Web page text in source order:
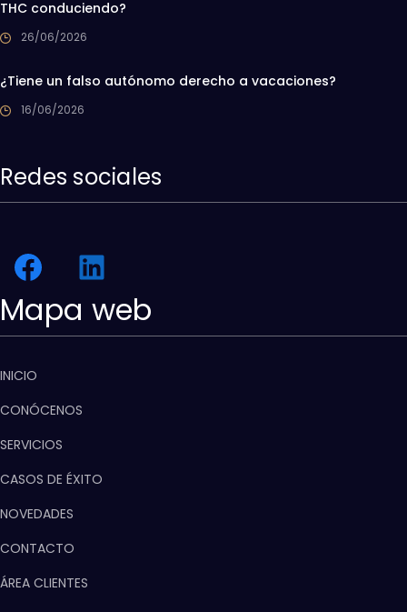
THC conduciendo?
26/06/2026
¿Tiene un falso autónomo derecho a vacaciones?
16/06/2026
Redes sociales
Mapa web
INICIO
CONÓCENOS
SERVICIOS
CASOS DE ÉXITO
NOVEDADES
CONTACTO
ÁREA CLIENTES